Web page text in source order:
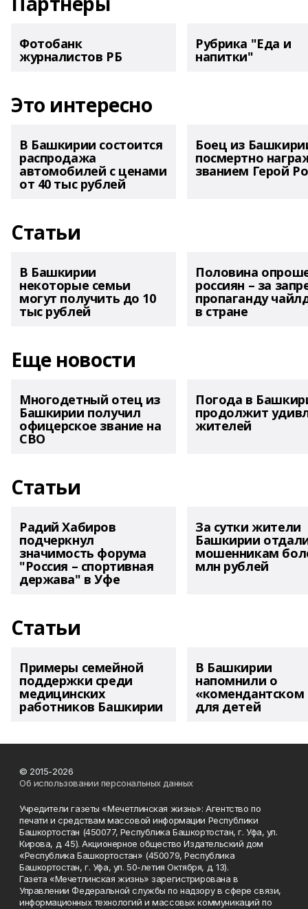
Фотобанк
журналистов РБ
Рубрика "Еда и
напитки"
Это интересно
В Башкирии состоится
распродажа
автомобилей с ценами
от 40 тыс рублей
Боец из
посмертно
званием Герой
Статьи
В Башкирии
некоторые семьи
могут получить до 10
тыс рублей
Половина
россиян – за
пропаганду
в стране
Еще новости
Многодетный отец из
Башкирии получил
офицерское звание на
СВО
Погода в
продолжит
жителей
Статьи
Радий Хабиров
подчеркнул
значимость форума
"Россия – спортивная
держава" в Уфе
За сутки жители
Башкирии
мошенникам
млн рублей
Статьи
Примеры семейной
поддержки среди
медицинских
работников Башкирии
В Башкирии
напомнили о
«комендантском
для детей
© 2015-2026
Об использовании персональных данных
Учредители газеты «Мечетлинская жизнь»: Агентство по
печати и средствам массовой информации Республики
Башкортостан (450077, Республика Башкортостан, г. Уфа, ул.
Кирова, д. 45). Акционерное общество Издательский дом
«Республика Башкортостан» (450079, Республика
Башкортостан, г. Уфа, ул. 50-летия Октября, д. 13).
Газета «Мечетлинская жизнь» зарегистрирована в
Управлении Федеральной службы по надзору в сфере связи,
информационных технологий и массовых коммуникаций по